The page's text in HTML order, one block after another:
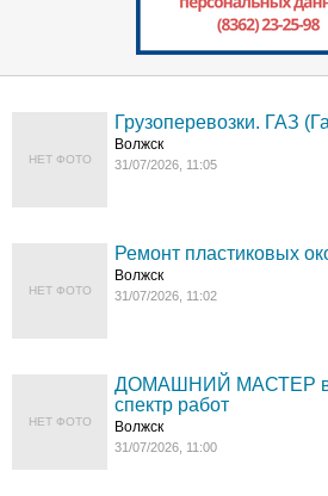
НЕТ ФОТО
Грузоперевозки. ГАЗ
Волжск
31/07/2026, 11:05
НЕТ ФОТО
Ремонт пластиковых
Волжск
31/07/2026, 11:02
НЕТ ФОТО
ДОМАШНИЙ МАСТЕР
спектр работ
Волжск
31/07/2026, 11:00